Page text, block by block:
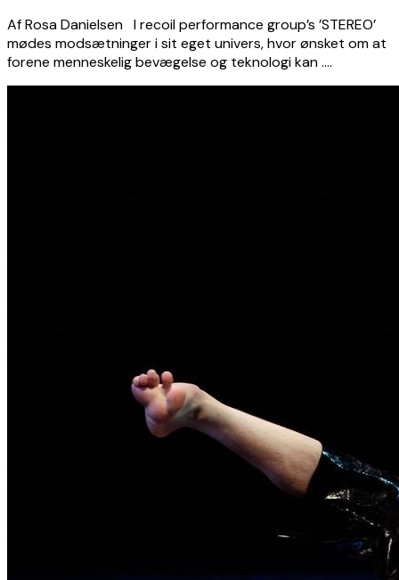
Af Rosa Danielsen I recoil performance group’s ’STEREO’
mødes modsætninger i sit eget univers, hvor ønsket om at
forene menneskelig bevægelse og teknologi kan ….